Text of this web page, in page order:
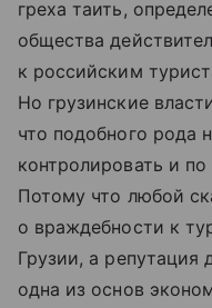
греха таить,
общества
к российским
Но грузинские
что подобного рода
контролировать и
Потому что любой
о враждебности к
Грузии, а
одна из основ